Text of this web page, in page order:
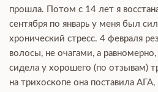
прошла. Потом с 14 лет я
сентября по январь у меня был
хронический стресс. 4 февраля
волосы, не очагами, а
сидела у хорошего (по отзывам)
на трихоскопе она поставила